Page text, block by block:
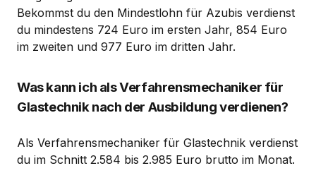
Bekommst du den Mindestlohn für Azubis verdienst
du mindestens 724 Euro im ersten Jahr, 854 Euro
im zweiten und 977 Euro im dritten Jahr.
Was kann ich als Verfahrensmechaniker für
Glastechnik nach der Ausbildung verdienen?
Als Verfahrensmechaniker für Glastechnik verdienst
du im Schnitt 2.584 bis 2.985 Euro brutto im Monat.